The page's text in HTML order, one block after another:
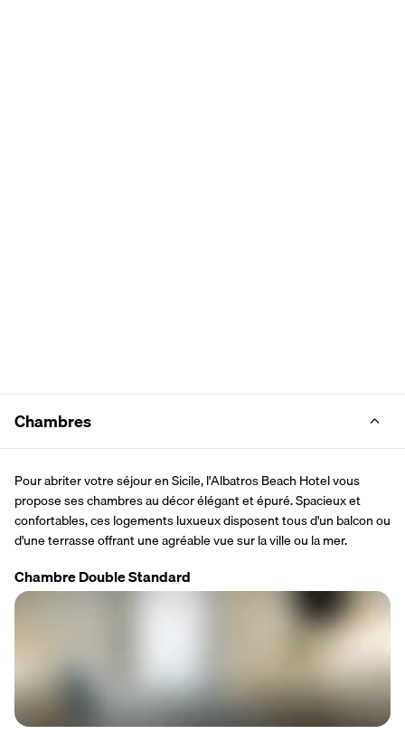
Chambres
Pour abriter votre séjour en Sicile, l'Albatros Beach Hotel vous
propose ses chambres au décor élégant et épuré. Spacieux et
confortables, ces logements luxueux disposent tous d'un balcon ou
d'une terrasse offrant une agréable vue sur la ville ou la mer.
Chambre Double Standard